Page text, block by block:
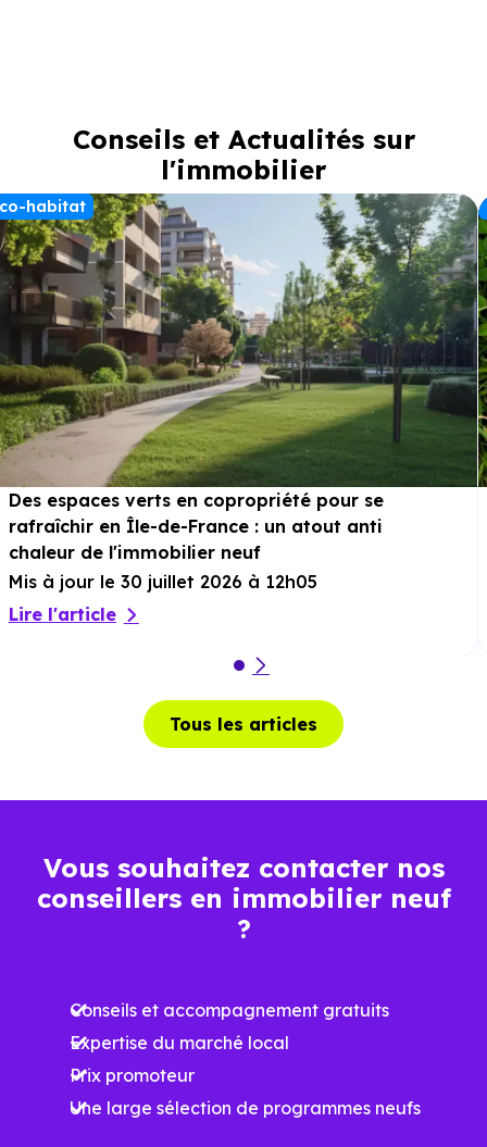
Conseils et Actualités sur
l'immobilier
habitat
Des espaces verts en copropriété pour se
rafraîchir en Île-de-France : un atout anti
chaleur de l'immobilier neuf
Mis à jour le 30 juillet 2026 à 12h05
Lire l'article
Tous les articles
Vous souhaitez contacter nos
conseillers en immobilier neuf
?
Conseils et accompagnement gratuits
Expertise du marché local
Prix promoteur
Une large sélection de programmes neufs